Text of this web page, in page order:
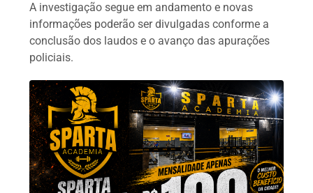
A investigação segue em andamento e novas
informações poderão ser divulgadas conforme a
conclusão dos laudos e o avanço das apurações
policiais.